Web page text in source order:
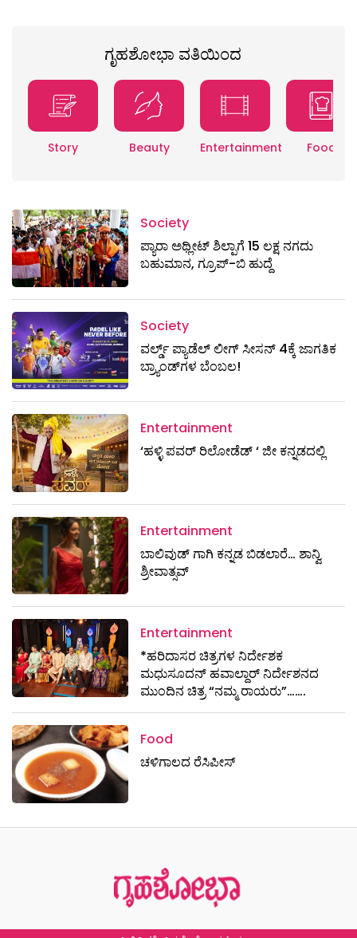
ಗೃಹಶೋಭಾ ವತಿಯಿಂದ
Story Beauty Entertainment Food
Society
ಪ್ಯಾರಾ ಅಥ್ಲೀಟ್ ಶಿಲ್ಪಾಗೆ 15 ಲಕ್ಷ ನಗದು
ಬಹುಮಾನ, ಗ್ರೂಪ್-ಬಿ ಹುದ್ದೆ
Society
ವರ್ಲ್ಡ್ ಪ್ಯಾಡೆಲ್ ಲೀಗ್ ಸೀಸನ್ 4ಕ್ಕೆ ಜಾಗತಿಕ
ಬ್ರ್ಯಾಂಡ್‌ಗಳ ಬೆಂಬಲ!
Entertainment
‘ಹಳ್ಳಿ ಪವರ್ ರಿಲೋಡೆಡ್ ‘ ಜೀ ಕನ್ನಡದಲ್ಲಿ
Entertainment
ಬಾಲಿವುಡ್ ಗಾಗಿ ಕನ್ನಡ ಬಿಡಲಾರೆ… ಶಾನ್ವಿ
ಶ್ರೀವಾತ್ಸವ್
Entertainment
*ಹರಿದಾಸರ ಚಿತ್ರಗಳ ನಿರ್ದೇಶಕ
ಮಧುಸೂದನ್ ಹವಾಲ್ದಾರ್ ನಿರ್ದೇಶನದ
ಮುಂದಿನ ಚಿತ್ರ “ನಮ್ಮ ರಾಯರು”…….
Food
ಚಳಿಗಾಲದ ರೆಸಿಪೀಸ್